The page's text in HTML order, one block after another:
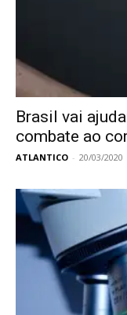
Brasil vai
combate ao
ATLANTICO - 20/03/2020